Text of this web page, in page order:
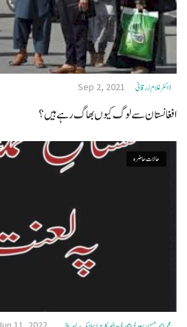
ڈاکٹر غلام زرقانی Sep 2, 2021
افغانستان سے لوگ کیوں بھاگ رہے ہیں؟
حالات حاضرہ